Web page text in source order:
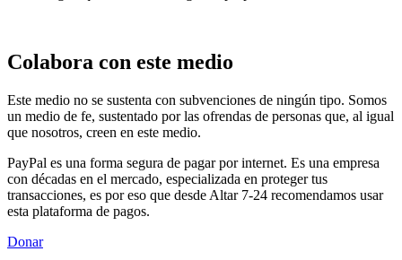
Colabora con este medio
Este medio no se sustenta con subvenciones de ningún tipo. Somos
un medio de fe, sustentado por las ofrendas de personas que, al igual
que nosotros, creen en este medio.
PayPal es una forma segura de pagar por internet. Es una empresa
con décadas en el mercado, especializada en proteger tus
transacciones, es por eso que desde Altar 7-24 recomendamos usar
esta plataforma de pagos.
Donar